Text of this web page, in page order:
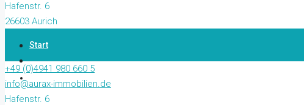
Hafenstr. 6
26603 Aurich
Start
+49 (0)4941 980 660 5
info@aurax-immobilien.de
Hafenstr. 6